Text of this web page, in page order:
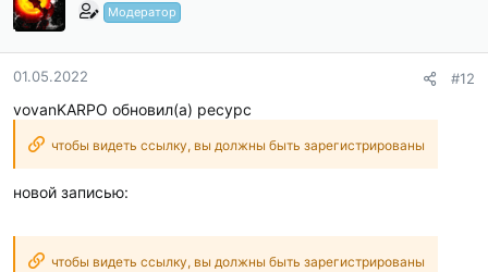
Модератор
01.05.2022 #12
vovanKARPO обновил(а) ресурс
чтобы видеть ссылку, вы должны быть зарегистрированы
новой записью:
чтобы видеть ссылку, вы должны быть зарегистрированы